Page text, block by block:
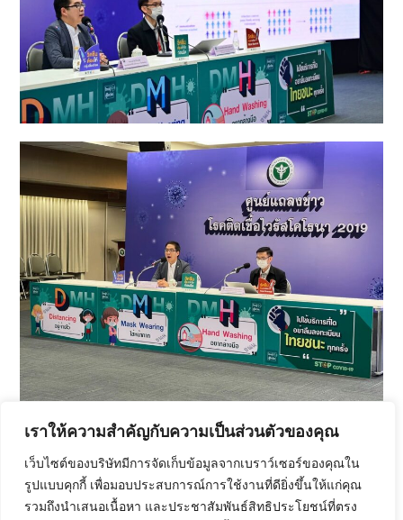
เราให้ความสำคัญกับความเป็นส่วนตัวของคุณ
เว็บไซต์ของบริษัทมีการจัดเก็บข้อมูลจากเบราว์เซอร์ของคุณใน
รูปแบบคุกกี้ เพื่อมอบประสบการณ์การใช้งานที่ดียิ่งขึ้นให้แก่คุณ
รวมถึงนำเสนอเนื้อหา และประชาสัมพันธ์สิทธิประโยชน์ที่ตรง